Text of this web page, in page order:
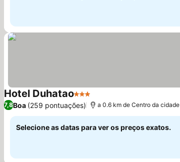
Hotel Duhatao3 Estrelas
7,8Boa (259 pontuações) a 0.6 km de Centro da cidade
Selecione as datas para ver os preços exatos.